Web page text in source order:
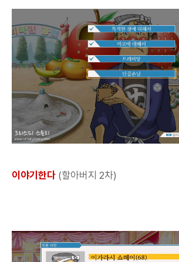
이야기한다 (할아버지 2차)